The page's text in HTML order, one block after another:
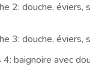
2: douche, éviers,
3: douche, éviers,
baignoire avec